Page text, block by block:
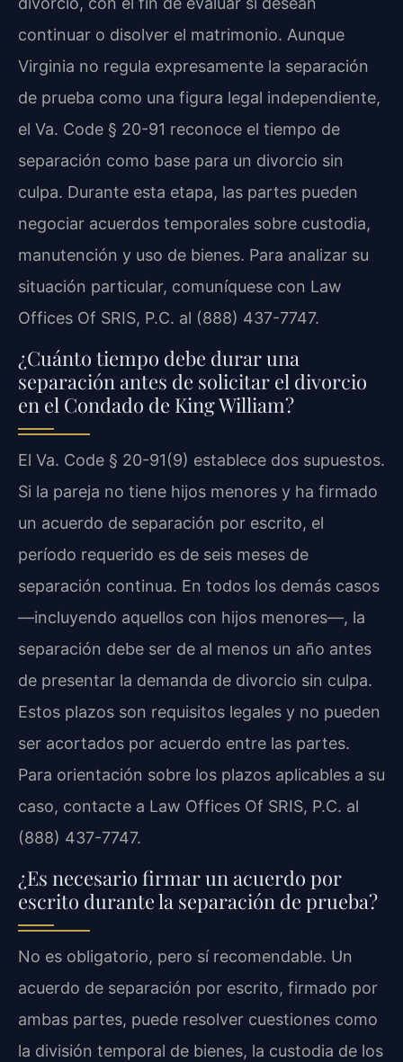
continuar o disolver el matrimonio. Aunque
Virginia no regula expresamente la separación
de prueba como una figura legal independiente,
el Va. Code § 20-91 reconoce el tiempo de
separación como base para un divorcio sin
culpa. Durante esta etapa, las partes pueden
negociar acuerdos temporales sobre custodia,
manutención y uso de bienes. Para analizar su
situación particular, comuníquese con Law
Offices Of SRIS, P.C. al (888) 437-7747.
¿Cuánto tiempo debe durar una
separación antes de solicitar el divorcio
en el Condado de King William?
El Va. Code § 20-91(9) establece dos supuestos.
Si la pareja no tiene hijos menores y ha firmado
un acuerdo de separación por escrito, el
período requerido es de seis meses de
separación continua. En todos los demás casos
—incluyendo aquellos con hijos menores—, la
separación debe ser de al menos un año antes
de presentar la demanda de divorcio sin culpa.
Estos plazos son requisitos legales y no pueden
ser acortados por acuerdo entre las partes.
Para orientación sobre los plazos aplicables a su
caso, contacte a Law Offices Of SRIS, P.C. al
(888) 437-7747.
¿Es necesario firmar un acuerdo por
escrito durante la separación de prueba?
No es obligatorio, pero sí recomendable. Un
acuerdo de separación por escrito, firmado por
ambas partes, puede resolver cuestiones como
la división temporal de bienes, la custodia de los